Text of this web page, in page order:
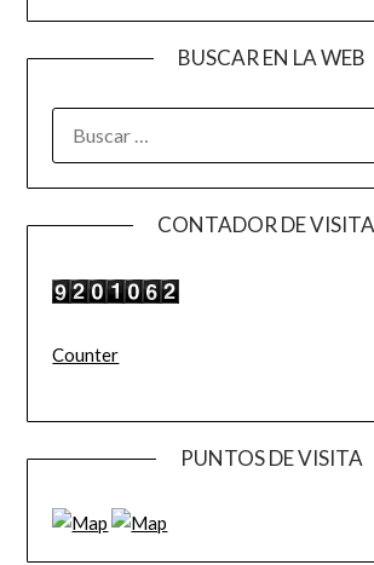
BUSCAR EN LA WEB
CONTADOR DE
Counter
PUNTOS DE VISITA